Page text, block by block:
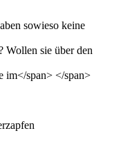
sowieso keine
Wollen sie über den
im</span> </span>